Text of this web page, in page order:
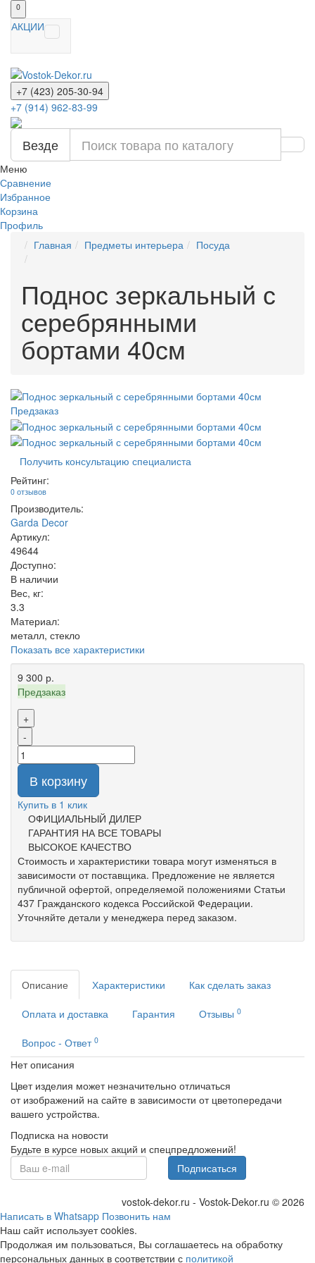
0
АКЦИИ
+7 (423) 205-30-94
+7 (914) 962-83-99
Везде
Меню
Сравнение
Избранное
Корзина
Профиль
Главная
Предметы интерьера Посуда
Поднос зеркальный с
серебрянными
бортами 40см
Предзаказ
Получить консультацию специалиста
Рейтинг:
0 отзывов
Производитель:
Garda Decor
Артикул:
49644
Доступно:
В наличии
Вес, кг:
3.3
Материал:
металл, стекло
Показать все характеристики
9 300 р.
Предзаказ
+
-
В корзину
Купить в 1 клик
ОФИЦИАЛЬНЫЙ ДИЛЕР
ГАРАНТИЯ НА ВСЕ ТОВАРЫ
ВЫСОКОЕ КАЧЕСТВО
Стоимость и характеристики товара могут изменяться в
зависимости от поставщика. Предложение не является
публичной офертой, определяемой положениями Статьи
437 Гражданского кодекса Российской Федерации.
Уточняйте детали у менеджера перед заказом.
Описание Характеристики Как сделать заказ
Оплата и доставка Гарантия Отзывы 0
Вопрос - Ответ 0
Нет описания
Цвет изделия может незначительно отличаться
от изображений на сайте в зависимости от цветопередачи
вашего устройства.
Подписка на новости
Будьте в курсе новых акций и спецпредложений!
Подписаться
vostok-dekor.ru - Vostok-Dekor.ru © 2026
Написать в Whatsapp Позвонить нам
Наш сайт использует cookies.
Продолжая им пользоваться, Вы соглашаетесь на обработку
персональных данных в соответствии с политикой